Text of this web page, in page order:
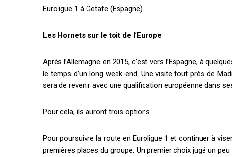
Euroligue 1 à Getafe (Espagne)
Les Hornets sur le toit de l’Europe
Après l’Allemagne en 2015, c’est vers l’Espagne, à
le temps d’un long week-end. Une visite tout près de
sera de revenir avec une qualification européenne dans
Pour cela, ils auront trois options.
Pour poursuivre la route en Euroligue 1 et continuer à
premières places du groupe. Un premier choix jugé un